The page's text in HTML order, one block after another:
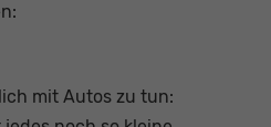
mit Autos zu tun: